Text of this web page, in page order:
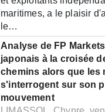
maritimes, a le plaisir
le…
Analyse de FP
japonais à la croisée
chemins alors que les
s'interrogent sur son
mouvement